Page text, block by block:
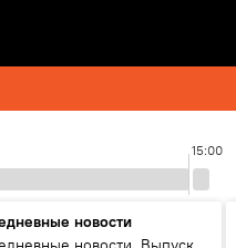
15:00
новости